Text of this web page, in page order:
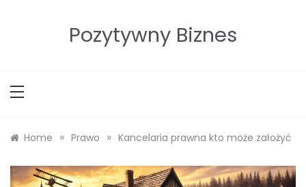
Pozytywny Biznes
Home » Prawo » Kancelaria prawna kto może założyć